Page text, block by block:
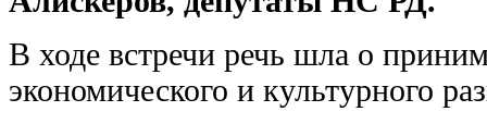
В ходе встречи речь шла о
экономического и культурного